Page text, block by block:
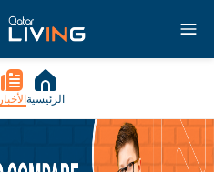
الرئيسية الأخبار